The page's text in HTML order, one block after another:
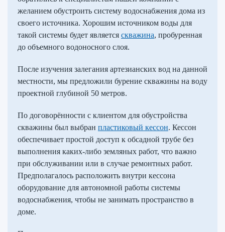
желанием обустроить систему водоснабжения дома из
своего источника. Хорошим источником воды для
такой системы будет является скважина, пробуренная
до объемного водоносного слоя.
После изучения залегания артезианских вод на данной
местности, мы предложили бурение скважины на воду
проектной глубиной 50 метров.
По договорённости с клиентом для обустройства
скважины был выбран пластиковый кессон. Кессон
обеспечивает простой доступ к обсадной трубе без
выполнения каких-либо земляных работ, что важно
при обслуживании или в случае ремонтных работ.
Предполагалось расположить внутри кессона
оборудование для автономной работы системы
водоснабжения, чтобы не занимать пространство в
доме.